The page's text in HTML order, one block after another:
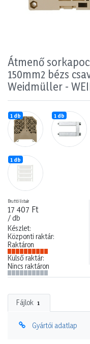
Átmenő
150mm2 bézs
Weidmüller -
1 db 1 db
1 db
Bruttó listaár
17 407 Ft
/ db
Készlet:
Központi raktár:
Raktáron
Külső raktár:
Nincs raktáron
Fájlok 1
Gyártói adatlap